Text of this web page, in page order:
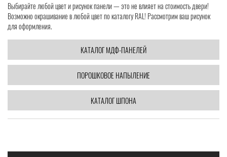
Выбирайте любой цвет и рисунок панели — это не влияет на стоимость двери!
Возможно окрашивание в любой цвет по каталогу RAL! Рассмотрим ваш рисунок
для оформления.
КАТАЛОГ МДФ-ПАНЕЛЕЙ
ПОРОШКОВОЕ НАПЫЛЕНИЕ
КАТАЛОГ ШПОНА